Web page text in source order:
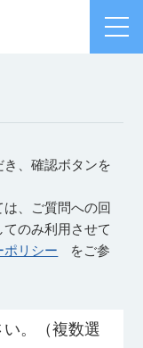
、確認ボタンを
、ご質問への回
のみ利用させて
ポリシー
をご参
。（複数選